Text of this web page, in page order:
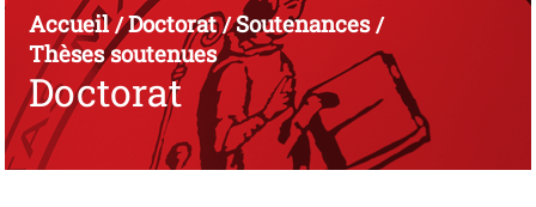
Accueil/Doctorat/Soutenances/
Thèses soutenues
Doctorat